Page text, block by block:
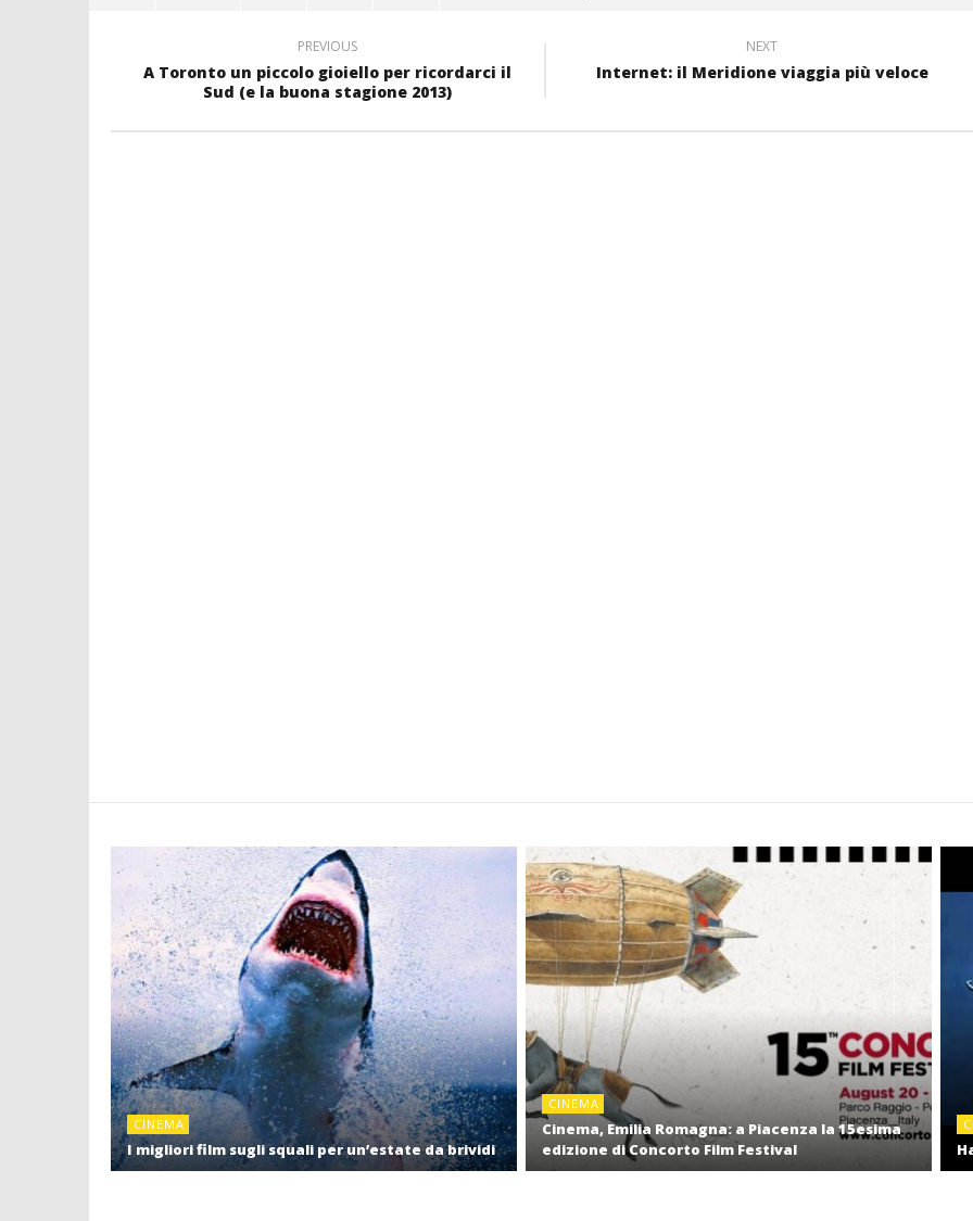
PREVIOUS
A Toronto un piccolo gioiello per ricordarci il
Sud (e la buona stagione 2013)
NEXT
Internet: il Meridione viaggia più veloce
CINEMA
I migliori film sugli squali per un’estate da brividi
CINEMA
Cinema, Emilia Romagna: a Piacenza la 15esima
edizione di Concorto Film Festival